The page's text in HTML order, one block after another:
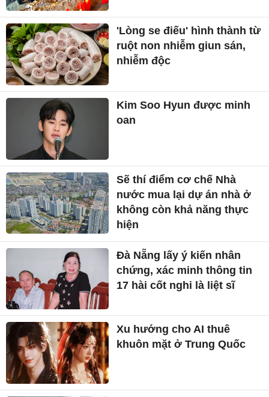
'Lòng se điếu' hình thành từ
ruột non nhiễm giun sán,
nhiễm độc
Kim Soo Hyun được minh
oan
Sẽ thí điểm cơ chế Nhà
nước mua lại dự án nhà ở
không còn khả năng thực
hiện
Đà Nẵng lấy ý kiến nhân
chứng, xác minh thông tin
17 hài cốt nghi là liệt sĩ
Xu hướng cho AI thuê
khuôn mặt ở Trung Quốc